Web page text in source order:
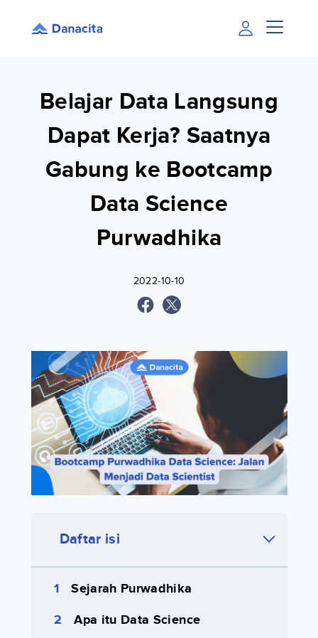
Belajar Data Langsung
Dapat Kerja? Saatnya
Gabung ke Bootcamp
Data Science
Purwadhika
2022-10-10
Daftar isi
Sejarah Purwadhika
Apa itu Data Science